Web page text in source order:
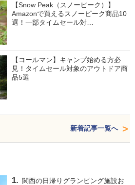
【Snow Peak（スノーピーク）】
Amazonで買えるスノーピーク商品10
選！一部タイムセール対…
【コールマン】キャンプ始める方必
見！タイムセール対象のアウトドア商
品5選
新着記事一覧へ
関西の日帰りグランピング施設お